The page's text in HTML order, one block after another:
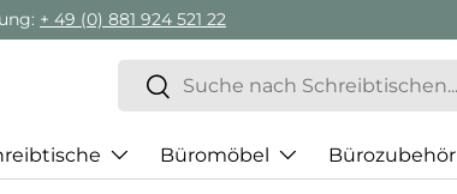
+ 49 (0) 881 924 521 22
Suchen
Suchen
Büromöbel Bürozubehör